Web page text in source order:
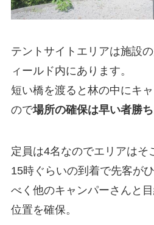
テントサイトエリアは施設
ィールド内にあります。
短い橋を渡ると林の中にキ
ので場所の確保は早い者勝ち
定員は4名なのでエリアはそ
15時ぐらいの到着で先客が
べく他のキャンパーさんと
位置を確保。